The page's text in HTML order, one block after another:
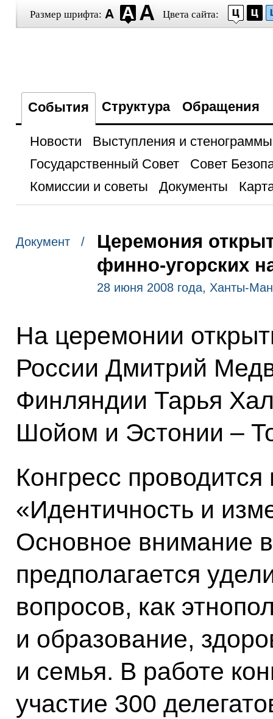
Размер шрифта: Цвета сайта:
События Структура Обращения
Новости
Выступления и стенограммы
Государственный Совет
Совет
Комиссии и советы
Документы
Документ /
Церемония
финно-угорских
28 июня 2008 года, Ханты-
На церемонии
России Дмитрий
Финляндии Тарья
Шойом и Эстонии –
Конгресс
«Идентичность и
Основное внимание
предполагается
вопросов, как
и образование,
и семья. В работе
участие 300